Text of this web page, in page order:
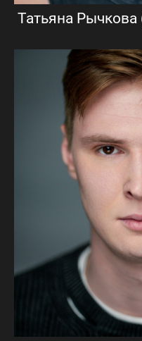
Татьяна Рычкова